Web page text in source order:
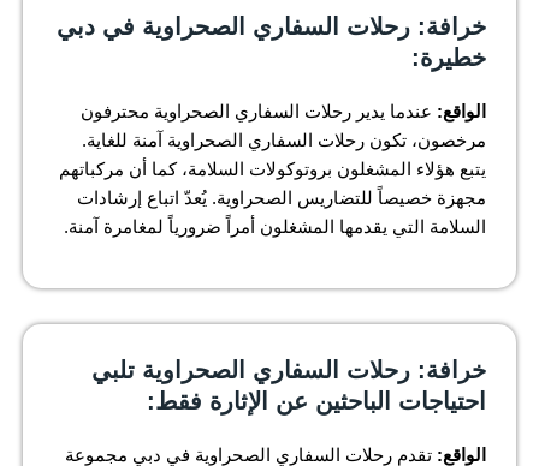
خرافة: رحلات السفاري الصحراوية في دبي
خطيرة:
الواقع: عندما يدير رحلات السفاري الصحراوية محترفون
مرخصون، تكون رحلات السفاري الصحراوية آمنة للغاية.
يتبع هؤلاء المشغلون بروتوكولات السلامة، كما أن مركباتهم
مجهزة خصيصاً للتضاريس الصحراوية. يُعدّ اتباع إرشادات
السلامة التي يقدمها المشغلون أمراً ضرورياً لمغامرة آمنة.
خرافة: رحلات السفاري الصحراوية تلبي
احتياجات الباحثين عن الإثارة فقط:
الواقع: تقدم رحلات السفاري الصحراوية في دبي مجموعة